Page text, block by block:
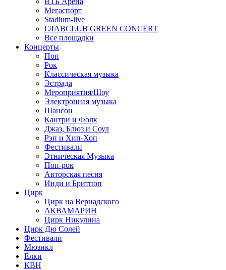
Мегаспорт
Stadium-live
ГЛАВCLUB GREEN CONCERT
Все площадки
Концерты
Поп
Рок
Классическая музыка
Эстрада
Мероприятия/Шоу
Электронная музыка
Шансон
Кантри и Фолк
Джаз, Блюз и Соул
Рэп и Хип-Хоп
Фестивали
Этническая Музыка
Поп-рок
Авторская песня
Инди и Бритпоп
Цирк
Цирк на Вернадского
АКВАМАРИН
Цирк Никулина
Цирк Дю Солей
Фестивали
Мюзикл
Елки
КВН